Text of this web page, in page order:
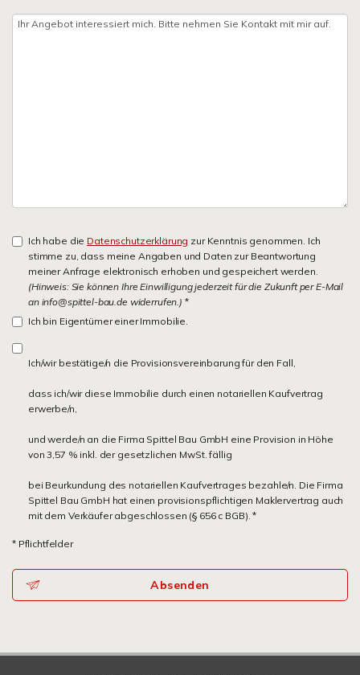
Ich habe die Datenschutzerklärung zur Kenntnis genommen. Ich
stimme zu, dass meine Angaben und Daten zur Beantwortung
meiner Anfrage elektronisch erhoben und gespeichert werden.
(Hinweis: Sie können Ihre Einwilligung jederzeit für die Zukunft per E-Mail
an info@spittel-bau.de widerrufen.) *
Ich bin Eigentümer einer Immobilie.
Ich/wir bestätige/n die Provisionsvereinbarung für den Fall,
dass ich/wir diese Immobilie durch einen notariellen Kaufvertrag
erwerbe/n,
und werde/n an die Firma Spittel Bau GmbH eine Provision in Höhe
von 3,57 % inkl. der gesetzlichen MwSt. fällig
bei Beurkundung des notariellen Kaufvertrages bezahle/n. Die Firma
Spittel Bau GmbH hat einen provisionspflichtigen Maklervertrag auch
mit dem Verkäufer abgeschlossen (§ 656 c BGB). *
* Pflichtfelder
Absenden